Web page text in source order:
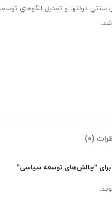
دولتها و تعديل الگوهاي
(0)
برای “چالش‌های توسعه سیاسی”